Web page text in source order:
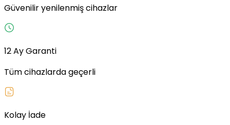
Güvenilir yenilenmiş cihazlar
12 Ay Garanti
Tüm cihazlarda geçerli
Kolay İade